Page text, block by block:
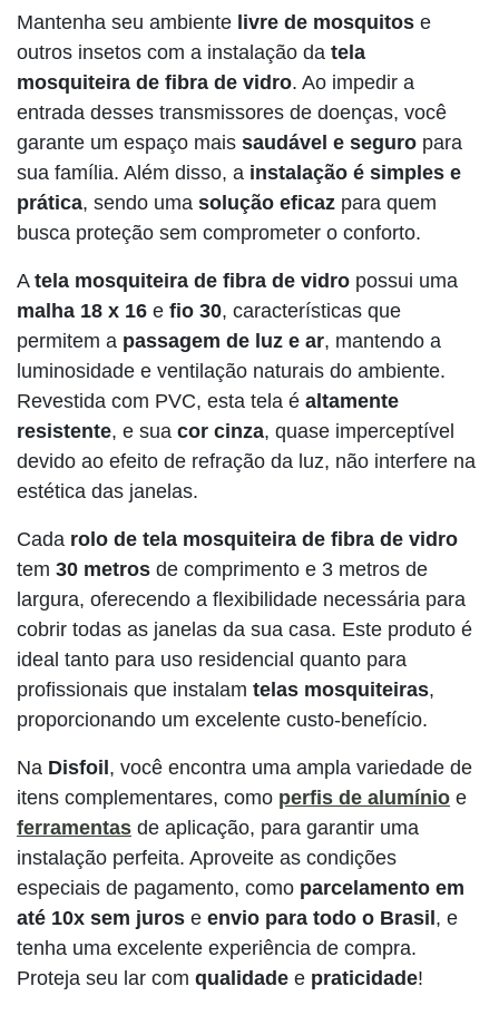
Mantenha seu ambiente livre de mosquitos e
outros insetos com a instalação da tela
mosquiteira de fibra de vidro. Ao impedir a
entrada desses transmissores de doenças, você
garante um espaço mais saudável e seguro para
sua família. Além disso, a instalação é simples e
prática, sendo uma solução eficaz para quem
busca proteção sem comprometer o conforto.
A tela mosquiteira de fibra de vidro possui uma
malha 18 x 16 e fio 30, características que
permitem a passagem de luz e ar, mantendo a
luminosidade e ventilação naturais do ambiente.
Revestida com PVC, esta tela é altamente
resistente, e sua cor cinza, quase imperceptível
devido ao efeito de refração da luz, não interfere na
estética das janelas.
Cada rolo de tela mosquiteira de fibra de vidro
tem 30 metros de comprimento e 3 metros de
largura, oferecendo a flexibilidade necessária para
cobrir todas as janelas da sua casa. Este produto é
ideal tanto para uso residencial quanto para
profissionais que instalam telas mosquiteiras,
proporcionando um excelente custo-benefício.
Na Disfoil, você encontra uma ampla variedade de
itens complementares, como perfis de alumínio e
ferramentas de aplicação, para garantir uma
instalação perfeita. Aproveite as condições
especiais de pagamento, como parcelamento em
até 10x sem juros e envio para todo o Brasil, e
tenha uma excelente experiência de compra.
Proteja seu lar com qualidade e praticidade!